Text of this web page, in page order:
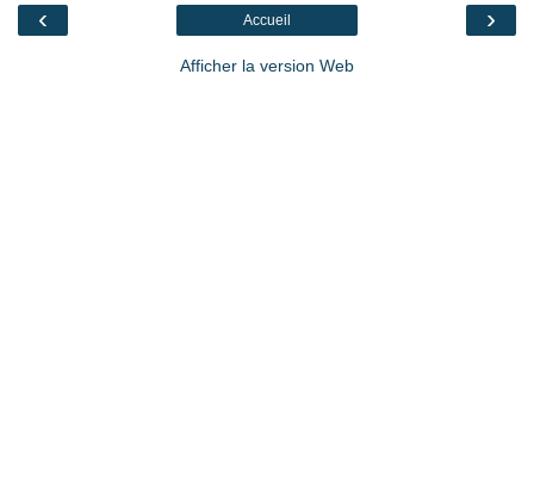
‹ ›
Accueil
Afficher la version Web